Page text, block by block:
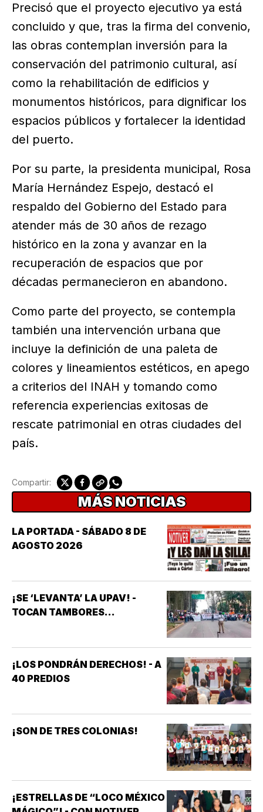
Precisó que el proyecto ejecutivo ya está
concluido y que, tras la firma del convenio,
las obras contemplan inversión para la
conservación del patrimonio cultural, así
como la rehabilitación de edificios y
monumentos históricos, para dignificar los
espacios públicos y fortalecer la identidad
del puerto.
Por su parte, la presidenta municipal, Rosa
María Hernández Espejo, destacó el
respaldo del Gobierno del Estado para
atender más de 30 años de rezago
histórico en la zona y avanzar en la
recuperación de espacios que por
décadas permanecieron en abandono.
Como parte del proyecto, se contempla
también una intervención urbana que
incluye la definición de una paleta de
colores y lineamientos estéticos, en apego
a criterios del INAH y tomando como
referencia experiencias exitosas de
rescate patrimonial en otras ciudades del
país.
Compartir:
MÁS NOTICIAS
LA PORTADA - SÁBADO 8 DE
AGOSTO 2026
¡SE ‘LEVANTA’ LA UPAV! -
TOCAN TAMBORES...
¡LOS PONDRÁN DERECHOS! - A
40 PREDIOS
¡SON DE TRES COLONIAS!
¡ESTRELLAS DE “LOCO MÉXICO